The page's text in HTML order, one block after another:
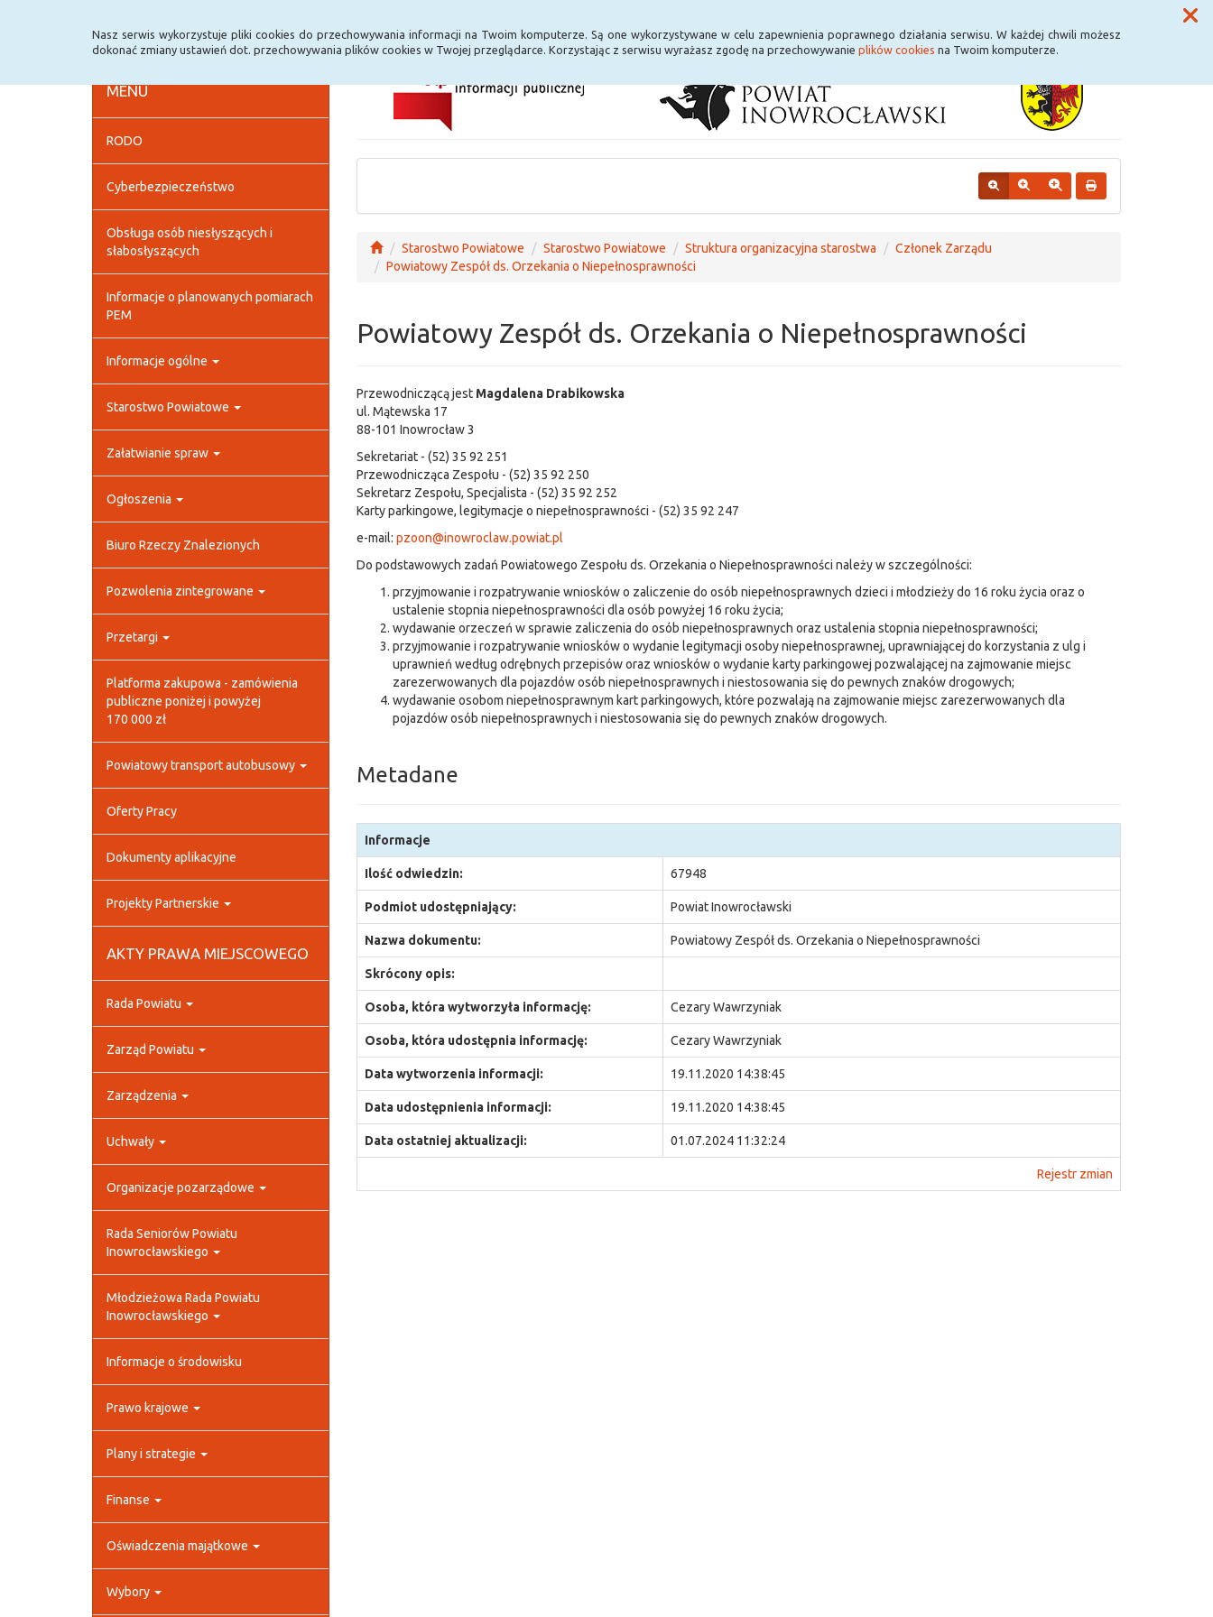
Nasz serwis wykorzystuje pliki cookies do przechowywania informacji na Twoim komputerze. Są one wykorzystywane w celu zapewnienia poprawnego działania serwisu. W każdej chwili możesz
dokonać zmiany ustawień dot. przechowywania plików cookies w Twojej przeglądarce. Korzystając z serwisu wyrażasz zgodę na przechowywanie plików cookies na Twoim komputerze.
MENU
RODO
Cyberbezpieczeństwo
Obsługa osób niesłyszących i
słabosłyszących
Informacje o planowanych pomiarach
PEM
Informacje ogólne
Starostwo Powiatowe
Załatwianie spraw
Ogłoszenia
Biuro Rzeczy Znalezionych
Pozwolenia zintegrowane
Przetargi
Platforma zakupowa - zamówienia
publiczne poniżej i powyżej
170 000 zł
Powiatowy transport autobusowy
Oferty Pracy
Dokumenty aplikacyjne
Projekty Partnerskie
AKTY PRAWA MIEJSCOWEGO
Rada Powiatu
Zarząd Powiatu
Zarządzenia
Uchwały
Organizacje pozarządowe
Rada Seniorów Powiatu
Inowrocławskiego
Młodzieżowa Rada Powiatu
Inowrocławskiego
Informacje o środowisku
Prawo krajowe
Plany i strategie
Finanse
Oświadczenia majątkowe
Wybory
Starostwo Powiatowe Starostwo Powiatowe Struktura organizacyjna starostwa
Członek Zarządu
Powiatowy Zespół ds. Orzekania o Niepełnosprawności
Powiatowy Zespół ds. Orzekania o Niepełnosprawności
Przewodniczącą jest Magdalena Drabikowska
ul. Mątewska 17
88-101 Inowrocław 3
Sekretariat - (52) 35 92 251
Przewodnicząca Zespołu - (52) 35 92 250
Sekretarz Zespołu, Specjalista - (52) 35 92 252
Karty parkingowe, legitymacje o niepełnosprawności - (52) 35 92 247
e-mail: pzoon@inowroclaw.powiat.pl
Do podstawowych zadań Powiatowego Zespołu ds. Orzekania o Niepełnosprawności należy w szczególności:
przyjmowanie i rozpatrywanie wniosków o zaliczenie do osób niepełnosprawnych dzieci i młodzieży do 16 roku życia oraz o
ustalenie stopnia niepełnosprawności dla osób powyżej 16 roku życia;
wydawanie orzeczeń w sprawie zaliczenia do osób niepełnosprawnych oraz ustalenia stopnia niepełnosprawności;
przyjmowanie i rozpatrywanie wniosków o wydanie legitymacji osoby niepełnosprawnej, uprawniającej do korzystania z ulg i
uprawnień według odrębnych przepisów oraz wniosków o wydanie karty parkingowej pozwalającej na zajmowanie miejsc
zarezerwowanych dla pojazdów osób niepełnosprawnych i niestosowania się do pewnych znaków drogowych;
wydawanie osobom niepełnosprawnym kart parkingowych, które pozwalają na zajmowanie miejsc zarezerwowanych dla
pojazdów osób niepełnosprawnych i niestosowania się do pewnych znaków drogowych.
Metadane
Informacje
Ilość odwiedzin: 67948
Podmiot udostępniający: Powiat Inowrocławski
Nazwa dokumentu: Powiatowy Zespół ds. Orzekania o Niepełnosprawności
Skrócony opis:
Osoba, która wytworzyła informację: Cezary Wawrzyniak
Osoba, która udostępnia informację: Cezary Wawrzyniak
Data wytworzenia informacji: 19.11.2020 14:38:45
Data udostępnienia informacji: 19.11.2020 14:38:45
Data ostatniej aktualizacji: 01.07.2024 11:32:24
Rejestr zmian